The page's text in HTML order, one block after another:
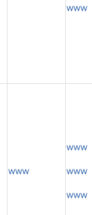
www
www
www
www
www